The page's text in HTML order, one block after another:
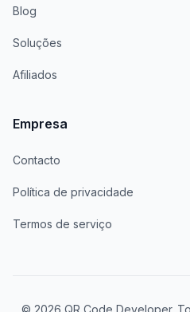
Blog
Soluções
Afiliados
Empresa
Contacto
Política de privacidade
Termos de serviço